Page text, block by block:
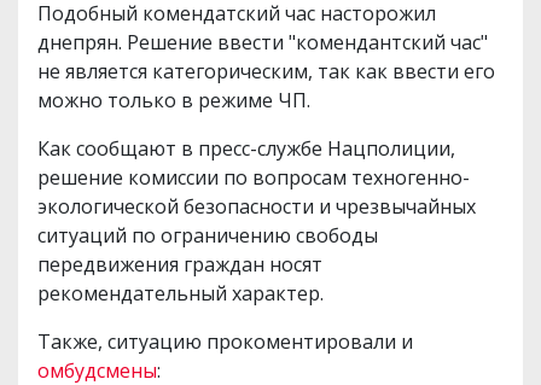
Подобный комендатский час насторожил
днепрян. Решение ввести "комендантский час"
не является категорическим, так как ввести его
можно только в режиме ЧП.
Как сообщают в пресс-службе Нацполиции,
решение комиссии по вопросам техногенно-
экологической безопасности и чрезвычайных
ситуаций по ограничению свободы
передвижения граждан носят
рекомендательный характер.
Также, ситуацию прокоментировали и
омбудсмены: